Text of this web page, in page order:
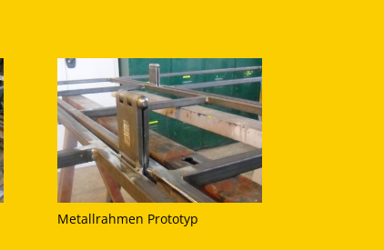
Metallrahmen Prototyp